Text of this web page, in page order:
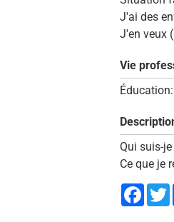
J'ai des
J'en veux
Vie
Éducation:
Qui suis-je
Ce que je